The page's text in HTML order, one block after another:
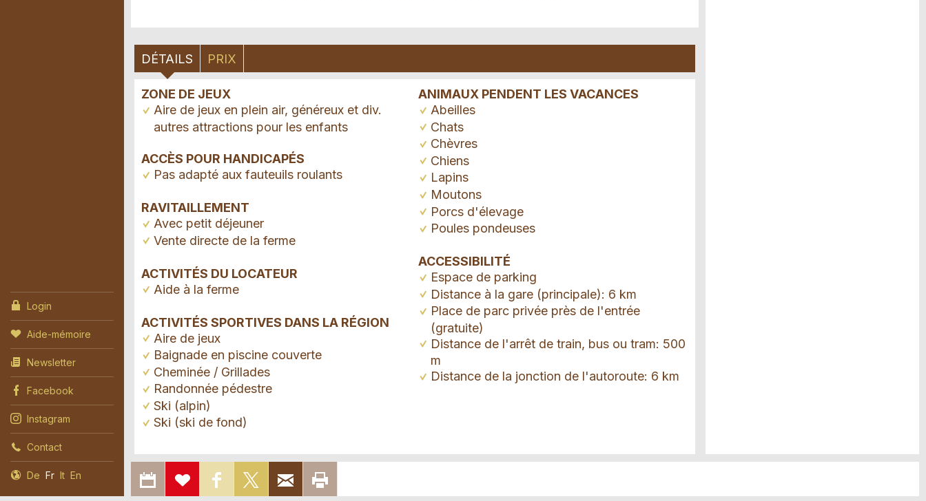
Login
Aide-mémoire
Newsletter
Facebook
Instagram
Contact
De Fr It En
DÉTAILS PRIX
ZONE DE JEUX
Aire de jeux en plein air, généreux et div.
autres attractions pour les enfants
ACCÈS POUR HANDICAPÉS
Pas adapté aux fauteuils roulants
RAVITAILLEMENT
Avec petit déjeuner
Vente directe de la ferme
ACTIVITÉS DU LOCATEUR
Aide à la ferme
ACTIVITÉS SPORTIVES DANS LA RÉGION
Aire de jeux
Baignade en piscine couverte
Cheminée / Grillades
Randonnée pédestre
Ski (alpin)
Ski (ski de fond)
ANIMAUX PENDENT LES VACANCES
Abeilles
Chats
Chèvres
Chiens
Lapins
Moutons
Porcs d'élevage
Poules pondeuses
ACCESSIBILITÉ
Espace de parking
Distance à la gare (principale): 6 km
Place de parc privée près de l'entrée
(gratuite)
Distance de l'arrêt de train, bus ou tram: 500
m
Distance de la jonction de l'autoroute: 6 km
Annonces répréhensibles
EXPORTER
DANS LE
AJOUTER
A L'AIDE-
PARTAGER
SUR
PARTAGER
SUR X
RECOMMANDER
PAR E-MAIL